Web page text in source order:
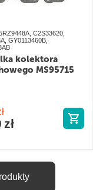
C2S33620,
GY0113460B,
kolektora
MS95715
zł